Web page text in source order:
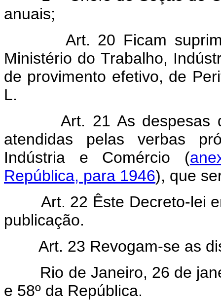
anuais;
Art. 20 Ficam
Ministério do Trabalho,
de provimento efetivo, de
L.
Art. 21 As despesas
atendidas pelas verbas
Indústria e Comércio (
República, para 1946), que
Art. 22 Êste Decreto-lei
publicação.
Art. 23 Revogam-se as
Rio de Janeiro, 26 de
e 58º da República.